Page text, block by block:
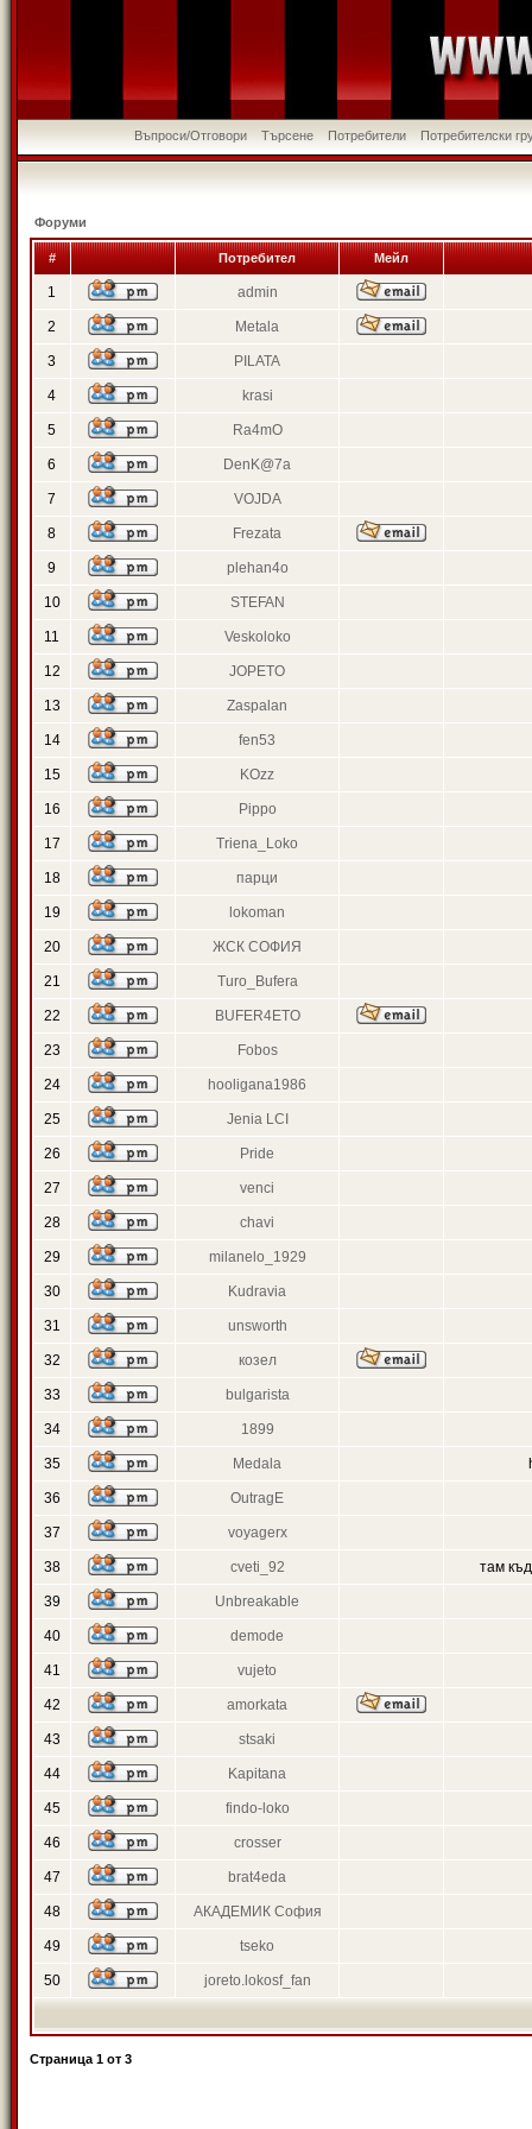
Въпроси/Отговори Търсене Потребители Потребителски
Форуми
# Потребител Мейл
1 admin
2 Metala
3 PILATA
4 krasi
5 Ra4mO
6 DenK@7a
7 VOJDA
8 Frezata
9 plehan4o
10 STEFAN
11 Veskoloko
12 JOPETO
13 Zaspalan
14 fen53
15 KOzz
16 Pippo
17 Triena_Loko
18 парци
19 lokoman
20 ЖСК СОФИЯ
21 Turo_Bufera
22 BUFER4ETO
23 Fobos
24 hooligana1986
25 Jenia LCI
26 Pride
27 venci
28 chavi
29 milanelo_1929
30 Kudravia
31 unsworth
32 козел
33 bulgarista
34 1899
35 Medala
36 OutragE
37 voyagerx
38 cveti_92 там
39 Unbreakable
40 demode
41 vujeto
42 amorkata
43 stsaki
44 Kapitana
45 findo-loko
46 crosser
47 brat4eda
48 АКАДЕМИК София
49 tseko
50 joreto.lokosf_fan
Страница 1 от 3